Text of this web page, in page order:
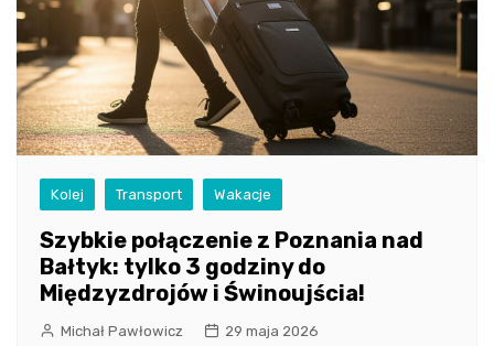
Kolej Transport Wakacje
Szybkie połączenie z Poznania nad
Bałtyk: tylko 3 godziny do
Międzyzdrojów i Świnoujścia!
Michał Pawłowicz 29 maja 2026